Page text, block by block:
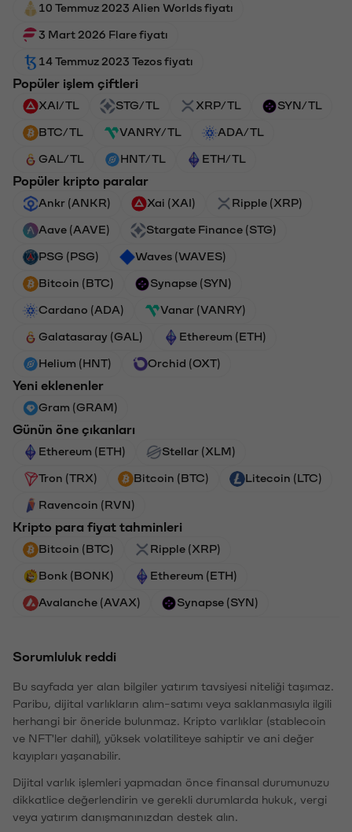
10 Temmuz 2023 Alien Worlds fiyatı
3 Mart 2026 Flare fiyatı
14 Temmuz 2023 Tezos fiyatı
Popüler işlem çiftleri
XAI/TL STG/TL XRP/TL SYN/TL
BTC/TL VANRY/TL ADA/TL
GAL/TL HNT/TL ETH/TL
Popüler kripto paralar
Ankr (ANKR) Xai (XAI) Ripple (XRP)
Aave (AAVE) Stargate Finance (STG)
PSG (PSG) Waves (WAVES)
Bitcoin (BTC) Synapse (SYN)
Cardano (ADA) Vanar (VANRY)
Galatasaray (GAL) Ethereum (ETH)
Helium (HNT) Orchid (OXT)
Yeni eklenenler
Gram (GRAM)
Günün öne çıkanları
Ethereum (ETH) Stellar (XLM)
Tron (TRX) Bitcoin (BTC) Litecoin (LTC)
Ravencoin (RVN)
Kripto para fiyat tahminleri
Bitcoin (BTC) Ripple (XRP)
Bonk (BONK) Ethereum (ETH)
Avalanche (AVAX) Synapse (SYN)
Sorumluluk reddi
Bu sayfada yer alan bilgiler yatırım tavsiyesi niteliği taşımaz.
Paribu, dijital varlıkların alım-satımı veya saklanmasıyla ilgili
herhangi bir öneride bulunmaz. Kripto varlıklar (stablecoin
ve NFT'ler dahil), yüksek volatiliteye sahiptir ve ani değer
kayıpları yaşanabilir.
Dijital varlık işlemleri yapmadan önce finansal durumunuzu
dikkatlice değerlendirin ve gerekli durumlarda hukuk, vergi
veya yatırım danışmanınızdan destek alın.